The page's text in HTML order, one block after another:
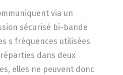
via un
sécurisé bi-bande
s fréquences utilisées
dans deux
elles ne peuvent donc